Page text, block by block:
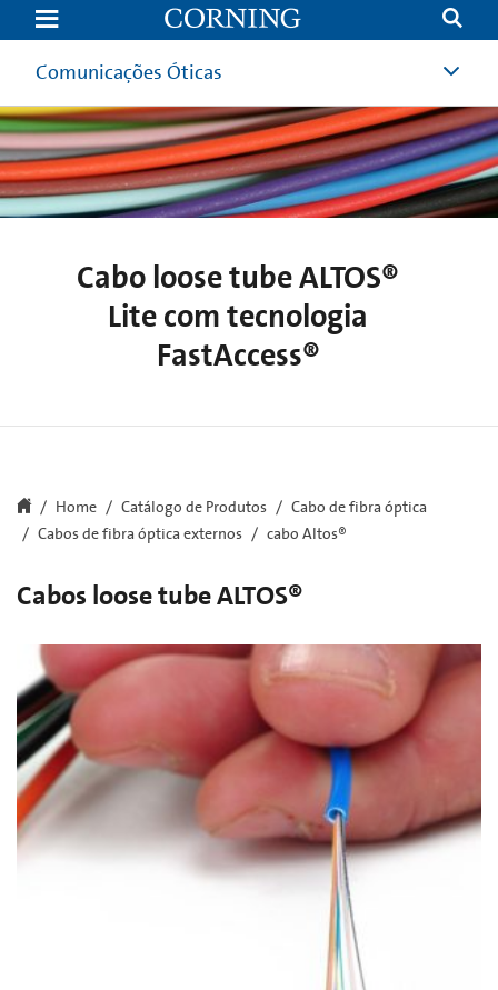
ALTOS®
Cables
Comunicações Óticas
Cabo loose tube ALTOS®
Lite com tecnologia
FastAccess®
Home Catálogo de Produtos
Cabo de fibra óptica
Cabos de fibra óptica externos
cabo Altos®
Cabos loose tube ALTOS®